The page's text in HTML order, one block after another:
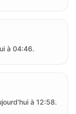
à 04:46.
à 12:58.